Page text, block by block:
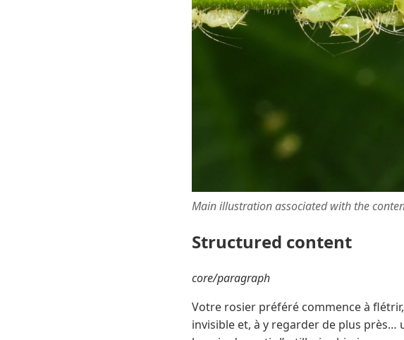
Main illustration associated with the
Structured content
core/paragraph
Votre rosier préféré commence à
invisible et, à y regarder de plus près…